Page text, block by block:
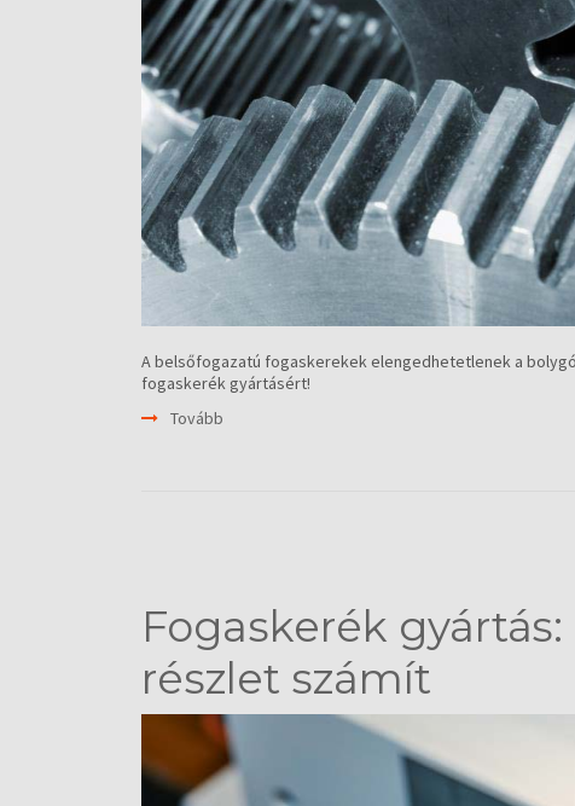
A belsőfogazatú fogaskerekek elengedhetetlenek a
fogaskerék gyártásért!
Tovább
Fogaskerék
részlet számít